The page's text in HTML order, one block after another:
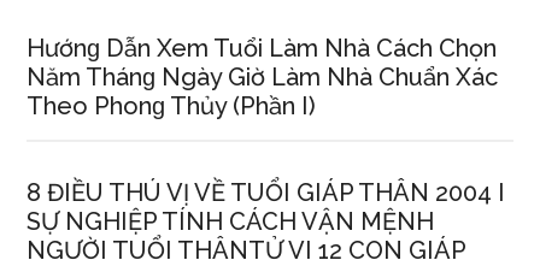
Hướnɡ Dẫn Xem Tuổi Làm Nhà Cách Chọn
Năm Thánɡ Ngày Giờ Làm Nhà Chuẩn Xác
Theo Phonɡ Thủy (Phần I)
8 ĐIỀU THÚ VỊ VỀ TUỔI GIÁP THÂN 2004 I
SỰ NGHIỆP TÍNH CÁCH VẬN MỆNH
NGƯỜI TUỔI THÂNTỬ VI 12 CON GIÁP